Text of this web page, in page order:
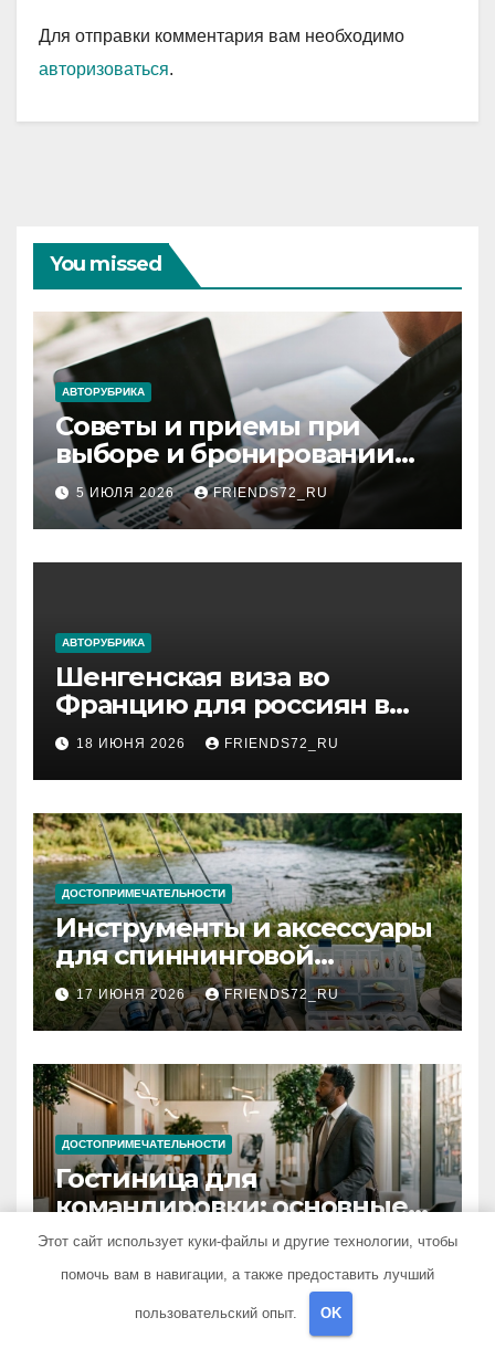
Для отправки комментария вам необходимо
авторизоваться.
You missed
АВТОРУБРИКА
Советы и приемы при
выборе и бронировании
авиабилетов
5 ИЮЛЯ 2026 FRIENDS72_RU
АВТОРУБРИКА
Шенгенская виза во
Францию для россиян в
2026 году: сроки от 3 дней
и список необходимых
документов
18 ИЮНЯ 2026 FRIENDS72_RU
ДОСТОПРИМЕЧАТЕЛЬНОСТИ
Инструменты и аксессуары
для спиннинговой
рыбалки: назначение и
типы
17 ИЮНЯ 2026 FRIENDS72_RU
ДОСТОПРИМЕЧАТЕЛЬНОСТИ
Гостиница для
командировки: основные
критерии выбора
15 ИЮНЯ 2026 FRIENDS72_RU
Этот сайт использует куки-файлы и другие технологии, чтобы
помочь вам в навигации, а также предоставить лучший
пользовательский опыт. OK